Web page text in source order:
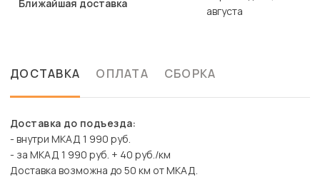
Ближайшая доставка
августа
ДОСТАВКА ОПЛАТА СБОРКА
Доставка до подъезда:
- внутри МКАД 1 990 руб.
- за МКАД 1 990 руб. + 40 руб./км
Доставка возможна до 50 км от МКАД.